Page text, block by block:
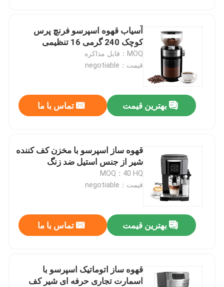
آسیاب قهوه اسپرسو فرنچ پرس
کوچک 240 گرمی 16 تنظیمی
MOQ：قابل مذاکره
قیمت：negotiable
بهترین قیمت تماس با ما
قهوه ساز اسپرسو با مخزن کف کننده
شیر از جنس استیل ضد زنگ
MOQ：40 HQ
قیمت：negotiable
بهترین قیمت تماس با ما
قهوه ساز اتوماتیک اسپرسو با
اسمارت تجاری حرفه ای شیر کف